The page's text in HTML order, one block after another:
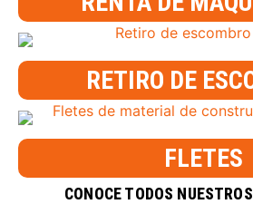
RETIRO DE
FLETES
CONOCE TODOS